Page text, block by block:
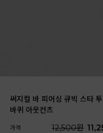
써지컬 바 피어싱 큐빅 스타
바퀴 아웃컨츠
가격 12,500원